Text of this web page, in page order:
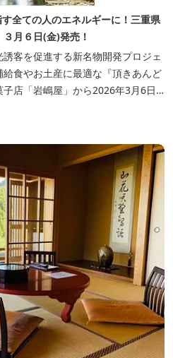
全ての人のエネルギーに！三重県
月６日(金)発売！
客を促進する新名物開発プロジェ
食やお土産に最適な『頂きあんど
店「岩嶋屋」から2026年3月6日
自分だけ
に登る目的が人それぞれであるよ